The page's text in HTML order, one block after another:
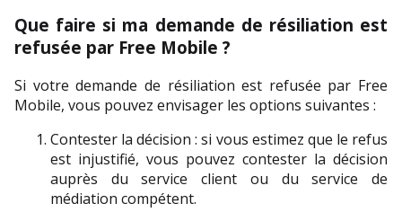
Que faire si ma demande de résiliation est
refusée par Free Mobile ?
Si votre demande de résiliation est refusée par Free
Mobile, vous pouvez envisager les options suivantes :
Contester la décision : si vous estimez que le refus
est injustifié, vous pouvez contester la décision
auprès du service client ou du service de
médiation compétent.